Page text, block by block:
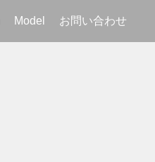
Model お問い合わせ